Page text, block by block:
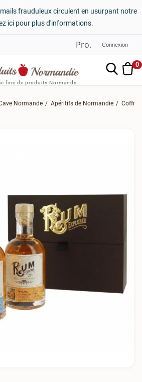
frauduleux circulent en usurpant notre
ici pour plus d'informations.
Connexion
fine de produits Normands
0
Normande Apéritifs de Normandie